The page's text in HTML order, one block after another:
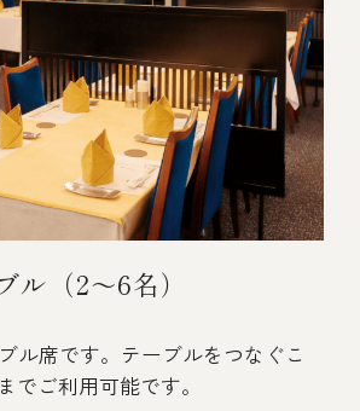
ル（2～6名）
ル席です。テーブルをつなぐこ
でご利用可能です。